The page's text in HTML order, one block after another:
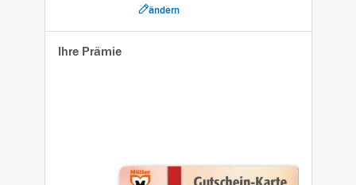
ändern
Ihre Prämie